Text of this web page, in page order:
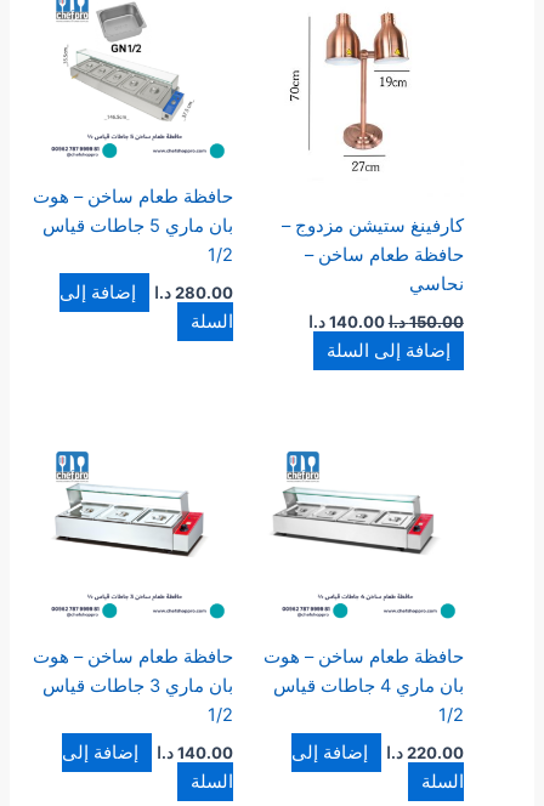
كارفينغ ستيشن مزدوج –
حافظة طعام ساخن –
نحاسي
150.00د.ا
هو:
150.00 د.ا.
140.00 د.ا
إضافة إلى السلة
حافظة طعام ساخن – هوت
بان ماري 5 جاطات قياس
1/2
280.00د.ا
إضافة إلى
السلة
حافظة طعام ساخن – هوت
بان ماري 4 جاطات قياس
1/2
220.00 د.ا
إضافة إلى
السلة
حافظة طعام ساخن – هوت
بان ماري 3 جاطات قياس
1/2
140.00د.ا
إضافة إلى
السلة